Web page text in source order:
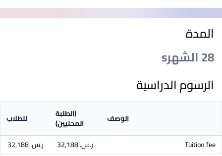
المدة
28 الشهرs
الرسوم الدراسية
الوصف (الطلبة
المحليين) للطلاب
Tuition fee ر.س.‏ 32,188
ر.س.‏ 32,188